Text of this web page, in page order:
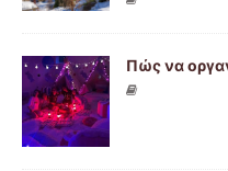
Πώς να